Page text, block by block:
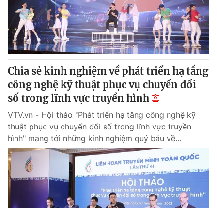
Chia sẻ kinh nghiệm về phát triển hạ tầng
công nghệ kỹ thuật phục vụ chuyển đổi
số trong lĩnh vực truyền hình
VTV.vn - Hội thảo "Phát triển hạ tầng công nghệ kỹ
thuật phục vụ chuyển đổi số trong lĩnh vực truyền
hình" mang tới những kinh nghiệm quý báu về...